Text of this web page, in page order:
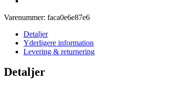
Varenummer: faca0e6e87e6
Detaljer
Yderligere information
Levering & returnering
Detaljer